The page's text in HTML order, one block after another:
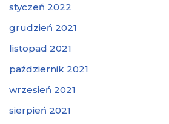
styczeń 2022
grudzień 2021
listopad 2021
październik 2021
wrzesień 2021
sierpień 2021